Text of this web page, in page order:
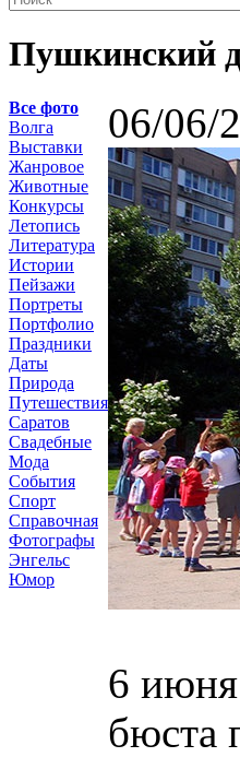
Пушкинский
Все фото
Волга
Выставки
Жанровое
Животные
Конкурсы
Летопись
Литература
Истории
Пейзажи
Портреты
Портфолио
Праздники
Даты
Природа
Путешествия
Саратов
Свадебные
Мода
События
Спорт
Справочная
Фотографы
Энгельс
Юмор
06/06/
6 июня
бюста